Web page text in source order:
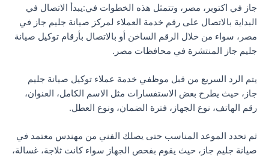
جاز في اكتوبر، مصر، وتتمثل هذه الخطوات في:يبدأ الاتصال في
البداية بالاتصال على رقم خدمة العملاء لمركز صيانة جليم جاز في
مصر، سواء من خلال الرقم الساخن أو بالاتصال بأرقام توكيل صيانة
جليم جاز المنتشرة في محافظات مصر.
يتم الرد السريع من قبل موظفي خدمة عملاء توكيل صيانة جليم
جاز، حيث يطرح بعض الاستفسارات مثل الاسم الكامل، العنوان،
رقم الهاتف، نوع الجهاز، فترة الضمان، ونوع العطل.
ثم تحدد الموعد المناسب حتى يصلك الفني من مهندس معتمد في
صيانة جليم جاز، حيث يقوم بفحص الجهاز سواء كانت ثلاجة، غسالة،